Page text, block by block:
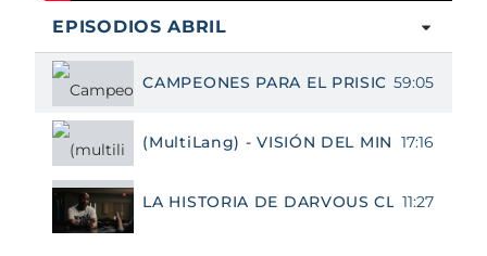
EPISODIOS ABRIL
CAMPEONES PARA EL PRISIONERO:
59:05
(MultiLang) - VISIÓN DEL MINISTERIO
17:16
LA HISTORIA DE DARVOUS CLAY11:27